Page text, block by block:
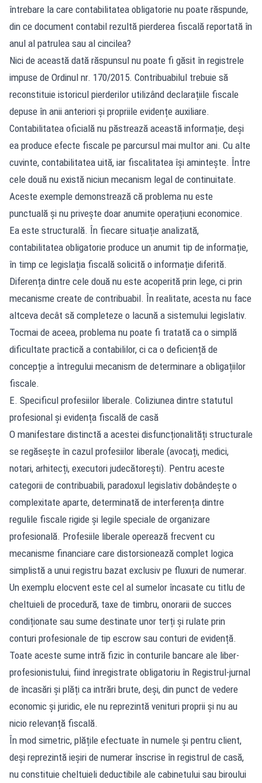
întrebare la care contabilitatea obligatorie nu poate răspunde,
din ce document contabil rezultă pierderea fiscală reportată în
anul al patrulea sau al cincilea?
Nici de această dată răspunsul nu poate fi găsit în registrele
impuse de Ordinul nr. 170/2015. Contribuabilul trebuie să
reconstituie istoricul pierderilor utilizând declarațiile fiscale
depuse în anii anteriori și propriile evidențe auxiliare.
Contabilitatea oficială nu păstrează această informație, deși
ea produce efecte fiscale pe parcursul mai multor ani. Cu alte
cuvinte, contabilitatea uită, iar fiscalitatea își amintește. Între
cele două nu există niciun mecanism legal de continuitate.
Aceste exemple demonstrează că problema nu este
punctuală și nu privește doar anumite operațiuni economice.
Ea este structurală. În fiecare situație analizată,
contabilitatea obligatorie produce un anumit tip de informație,
în timp ce legislația fiscală solicită o informație diferită.
Diferența dintre cele două nu este acoperită prin lege, ci prin
mecanisme create de contribuabil. În realitate, acesta nu face
altceva decât să completeze o lacună a sistemului legislativ.
Tocmai de aceea, problema nu poate fi tratată ca o simplă
dificultate practică a contabililor, ci ca o deficiență de
concepție a întregului mecanism de determinare a obligațiilor
fiscale.
E. Specificul profesiilor liberale. Coliziunea dintre statutul
profesional și evidența fiscală de casă
O manifestare distinctă a acestei disfuncționalități structurale
se regăsește în cazul profesiilor liberale (avocați, medici,
notari, arhitecți, executori judecătorești). Pentru aceste
categorii de contribuabili, paradoxul legislativ dobândește o
complexitate aparte, determinată de interferența dintre
regulile fiscale rigide și legile speciale de organizare
profesională. Profesiile liberale operează frecvent cu
mecanisme financiare care distorsionează complet logica
simplistă a unui registru bazat exclusiv pe fluxuri de numerar.
Un exemplu elocvent este cel al sumelor încasate cu titlu de
cheltuieli de procedură, taxe de timbru, onorarii de succes
condiționate sau sume destinate unor terți și rulate prin
conturi profesionale de tip escrow sau conturi de evidență.
Toate aceste sume intră fizic în conturile bancare ale liber-
profesionistului, fiind înregistrate obligatoriu în Registrul-jurnal
de încasări și plăți ca intrări brute, deși, din punct de vedere
economic și juridic, ele nu reprezintă venituri proprii și nu au
nicio relevanță fiscală.
În mod simetric, plățile efectuate în numele și pentru client,
deși reprezintă ieșiri de numerar înscrise în registrul de casă,
nu constituie cheltuieli deductibile ale cabinetului sau biroului